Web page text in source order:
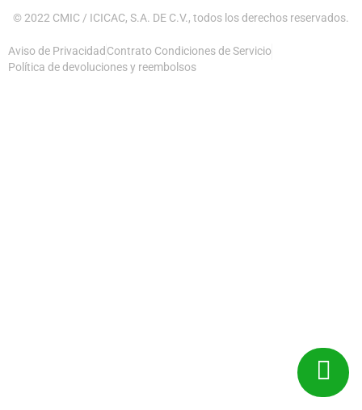
© 2022 CMIC / ICICAC, S.A. DE C.V., todos los derechos reservados.
Aviso de Privacidad Contrato Condiciones de Servicio
Política de devoluciones y reembolsos